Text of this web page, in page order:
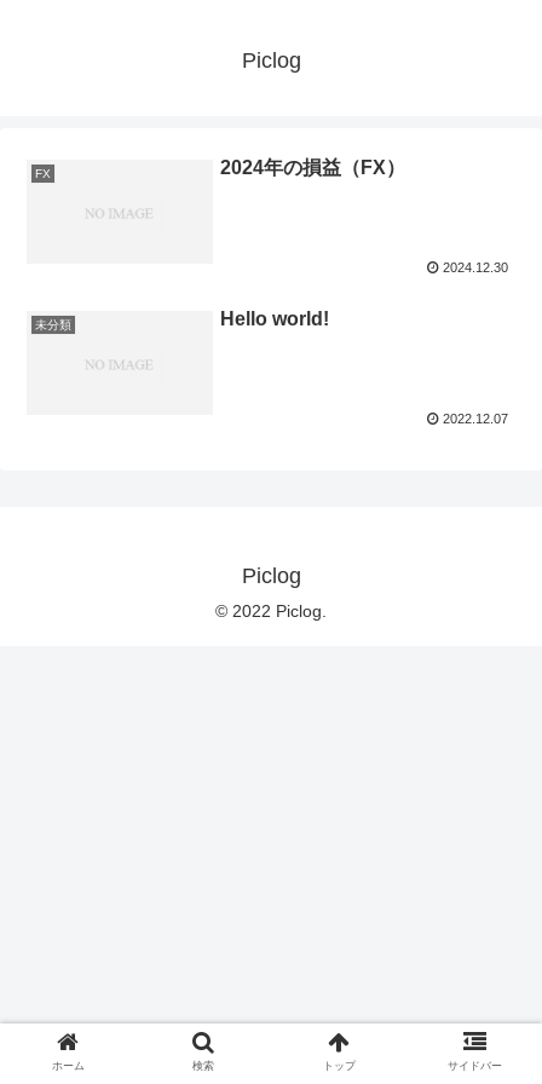
Piclog
FX 2024年の損益（FX）
2024.12.30
未分類 Hello world!
2022.12.07
Piclog
© 2022 Piclog.
ホーム 検索 トップ サイドバー